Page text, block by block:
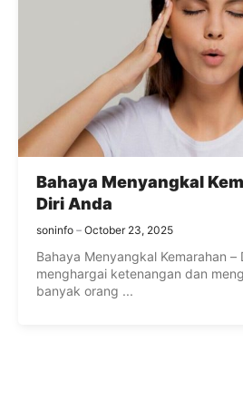
Bahaya Menyangkal
Diri Anda
soninfo October 23, 2025
Bahaya Menyangkal Kemarahan
menghargai ketenangan dan
banyak orang ...